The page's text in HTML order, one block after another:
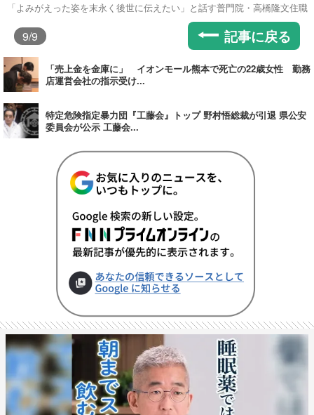
「よみがえった姿を末永く後世に伝えたい」と話す普門院・高橋隆文住職
9/9 記事に戻る
「売上金を金庫に」 イオンモール熊本で死亡の22歳女性 勤務
店運営会社の指示受け...
特定危険指定暴力団『工藤会』トップ 野村悟総裁が引退 県公安
委員会が公示 工藤会...